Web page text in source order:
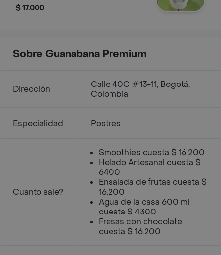
salsa a elección, tres bases de fruta,
nuevos sabores en cada bocado.
$ 17.000
Sobre Guanabana Premium
Dirección
Calle 40C #13-11, Bogotá,
Colombia
Especialidad Postres
Cuanto sale?
Smoothies cuesta $ 16.200
Helado Artesanal cuesta $
6400
Ensalada de frutas cuesta $
16.200
Agua de la casa 600 ml
cuesta $ 4300
Fresas con chocolate
cuesta $ 16.200